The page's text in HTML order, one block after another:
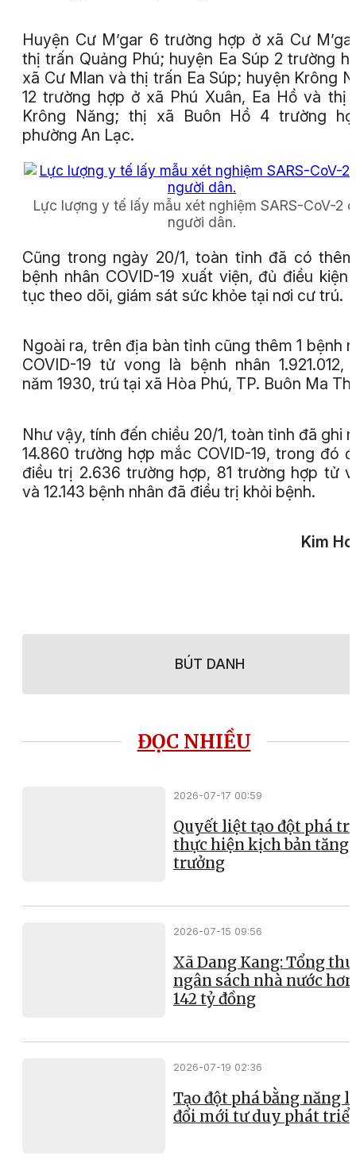
Huyện Cư M’gar 6 trường hợp ở xã Cư
thị trấn Quảng Phú; huyện Ea Súp 2 trường
xã Cư Mlan và thị trấn Ea Súp; huyện Krông
12 trường hợp ở xã Phú Xuân, Ea Hồ và thị
Krông Năng; thị xã Buôn Hồ 4 trường
phường An Lạc.
Lực lượng y tế lấy mẫu xét nghiệm SARS-CoV-2
người dân.
Cũng trong ngày 20/1, toàn tỉnh đã có
bệnh nhân COVID-19 xuất viện, đủ điều kiện
tục theo dõi, giám sát sức khỏe tại nơi cư trú.
Ngoài ra, trên địa bàn tỉnh cũng thêm 1 bệnh
COVID-19 tử vong là bệnh nhân 1.921.012,
năm 1930, trú tại xã Hòa Phú, TP. Buôn Ma
Như vậy, tính đến chiều 20/1, toàn tỉnh đã ghi
14.860 trường hợp mắc COVID-19, trong đó
điều trị 2.636 trường hợp, 81 trường hợp tử
và 12.143 bệnh nhân đã điều trị khỏi bệnh.
Kim
BÚT DANH
ĐỌC NHIỀU
2026-07-17 00:59
Quyết liệt tạo đột phá
thực hiện kịch bản tăng
trưởng
2026-07-15 09:56
Xã Dang Kang: Tổng thu
ngân sách nhà nước hơn
142 tỷ đồng
2026-07-19 02:36
Tạo đột phá bằng năng
đổi mới tư duy phát